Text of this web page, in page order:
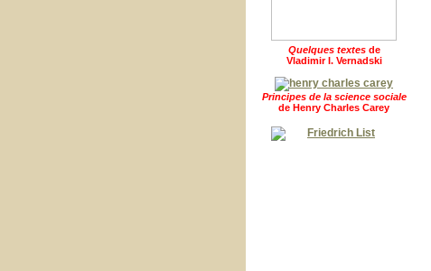
Quelques textes de
Vladimir I. Vernadski
Principes de la science sociale
de Henry Charles Carey